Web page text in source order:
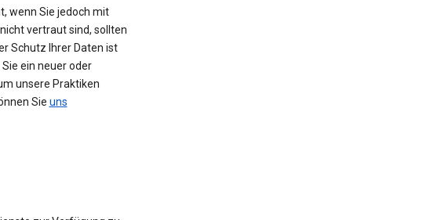
wenn Sie jedoch mit
vertraut sind, sollten
Schutz Ihrer Daten ist
ein neuer oder
unsere Praktiken
Sie uns